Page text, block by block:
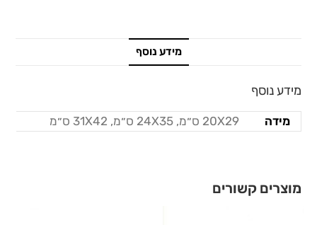
מידע נוסף
מידע נוסף
מידה 20X29 ס״מ, 24X35 ס״מ, 31X42 ס״מ
מוצרים קשורים